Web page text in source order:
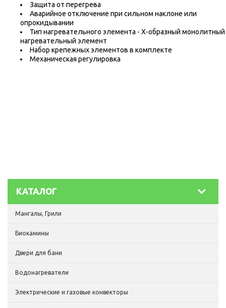
Защита от перегрева
Аварийное отключение при сильном наклоне или
опрокидывании
Тип нагревательного элемента - Х-образный монолитный
нагревательный элемент
Набор крепежных элементов в комплекте
Механическая регулировка
КАТАЛОГ
Мангалы, Грили
Биокамины
Двери для бани
Водонагреватели
Электрические и газовые конвекторы